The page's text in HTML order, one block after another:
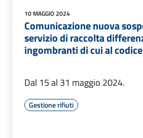
10 MAGGIO 2024
Comunicazione nuova
servizio di raccolta
ingombranti di cui al
Dal 15 al 31 maggio 2024.
Gestione rifiuti